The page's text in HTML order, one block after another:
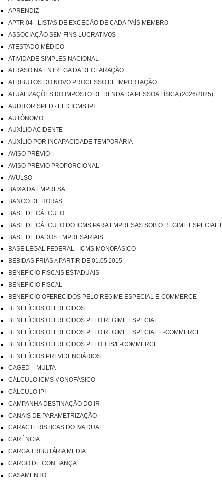
APRENDIZ
APTR 04 - LISTAS DE EXCEÇÃO DE CADA PAÍS MEMBRO
ASSOCIAÇÃO SEM FINS LUCRATIVOS
ATESTADO MÉDICO
ATIVIDADE SIMPLES NACIONAL
ATRASO NA ENTREGA DA DECLARAÇÃO
ATRIBUTOS DO NOVO PROCESSO DE IMPORTAÇÃO
ATUALIZAÇÕES DO IMPOSTO DE RENDA DA PESSOA FÍSICA (2026/2025)
AUDITOR SPED - EFD ICMS IPI
AUTÔNOMO
AUXÍLIO ACIDENTE
AUXÍLIO POR INCAPACIDADE TEMPORÁRIA
AVISO PRÉVIO
AVISO PRÉVIO PROPORCIONAL
AVULSO
BAIXA DA EMPRESA
BANCO DE HORAS
BASE DE CÁLCULO
BASE DE CÁLCULO DO ICMS PARA EMPRESAS SOB O REGIME ESPECIAL
BASE DE DADOS EMPRESARIAIS
BASE LEGAL FEDERAL - ICMS MONOFÁSICO
BEBIDAS FRIAS A PARTIR DE 01.05.2015
BENEFÍCIO FISCAIS ESTADUAIS
BENEFÍCIO FISCAL
BENEFÍCIO OFERECIDOS PELO REGIME ESPECIAL E-COMMERCE
BENEFÍCIOS OFERECIDOS
BENEFÍCIOS OFERECIDOS PELO REGIME ESPECIAL
BENEFÍCIOS OFERECIDOS PELO REGIME ESPECIAL E-COMMERCE
BENEFÍCIOS OFERECIDOS PELO TTS/E-COMMERCE
BENEFÍCIOS PREVIDENCIÁRIOS
CAGED – MULTA
CÁLCULO ICMS MONOFÁSICO
CÁLCULO IPI
CAMPANHA DESTINAÇÃO DO IR
CANAIS DE PARAMETRIZAÇÃO
CARACTERÍSTICAS DO IVA DUAL
CARÊNCIA
CARGA TRIBUTÁRIA MEDIA
CARGO DE CONFIANÇA
CASAMENTO